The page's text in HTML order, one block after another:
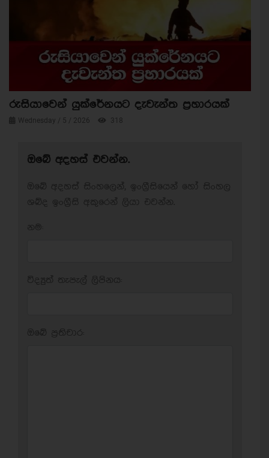
රුසියාවෙන් යුක්රේනයට දැවැන්ත ප්‍රහාරයක්
Wednesday / 5 / 2026 318
ඔබේ අදහස් එවන්න.